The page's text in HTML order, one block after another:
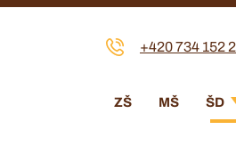
+420 734 152
Menu
ZŠ MŠ ŠD